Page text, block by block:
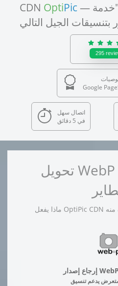
CDN OptiPic — حل بسيط لمشكلة "خدمة
295
Google
اتصال سهل
في 5 دقائق
تحويل WebP الذكي على
يدعم تنسيق